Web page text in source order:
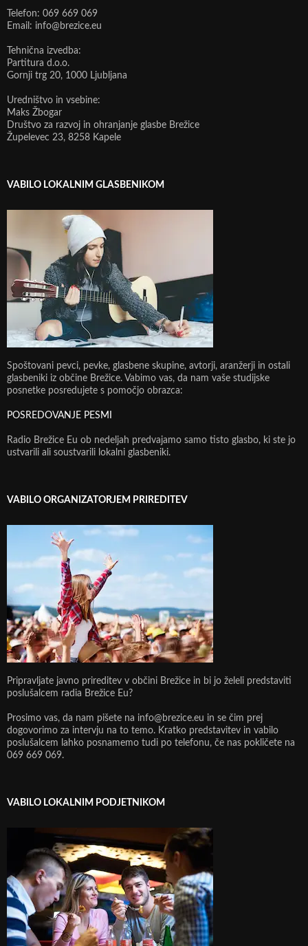
Telefon: 069 669 069
Email: info@brezice.eu
Tehnična izvedba:
Partitura d.o.o.
Gornji trg 20, 1000 Ljubljana
Uredništvo in vsebine:
Maks Žbogar
Društvo za razvoj in ohranjanje glasbe Brežice
Župelevec 23, 8258 Kapele
VABILO LOKALNIM GLASBENIKOM
Spoštovani pevci, pevke, glasbene skupine, avtorji, aranžerji in ostali
glasbeniki iz občine Brežice. Vabimo vas, da nam vaše studijske
posnetke posredujete s pomočjo obrazca:
POSREDOVANJE PESMI
Radio Brežice Eu ob nedeljah predvajamo samo tisto glasbo, ki ste jo
ustvarili ali soustvarili lokalni glasbeniki.
VABILO ORGANIZATORJEM PRIREDITEV
Pripravljate javno prireditev v občini Brežice in bi jo želeli predstaviti
poslušalcem radia Brežice Eu?
Prosimo vas, da nam pišete na info@brezice.eu in se čim prej
dogovorimo za intervju na to temo. Kratko predstavitev in vabilo
poslušalcem lahko posnamemo tudi po telefonu, če nas pokličete na
069 669 069.
VABILO LOKALNIM PODJETNIKOM